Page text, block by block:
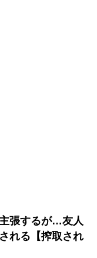
張するが…友人
れる【搾取され